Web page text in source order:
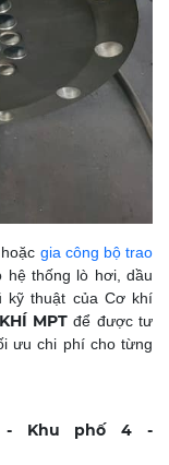
gia công bộ trao
hệ thống lò hơi, dầu
kỹ thuật của Cơ khí
MPT để được tư
ưu chi phí cho từng
- Khu phố 4 -